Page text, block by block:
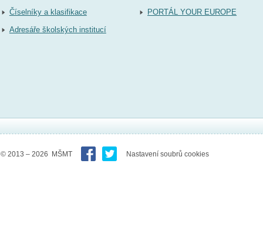
Číselníky a klasifikace
Adresáře školských institucí
PORTÁL YOUR EUROPE
© 2013 – 2026 MŠMT Nastavení soubrů cookies